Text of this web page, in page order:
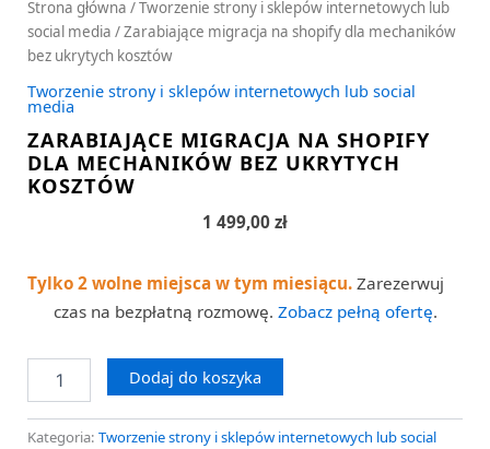
Strona główna /Tworzenie strony i sklepów internetowych lub
social media / Zarabiające migracja na shopify dla mechaników
bez ukrytych kosztów
Tworzenie strony i sklepów internetowych lub social
media
ZARABIAJĄCE MIGRACJA NA SHOPIFY
DLA MECHANIKÓW BEZ UKRYTYCH
KOSZTÓW
1 499,00 zł
Tylko 2 wolne miejsca w tym miesiącu. Zarezerwuj
czas na bezpłatną rozmowę. Zobacz pełną ofertę.
Dodaj do koszyka
Kategoria: Tworzenie strony i sklepów internetowych lub social